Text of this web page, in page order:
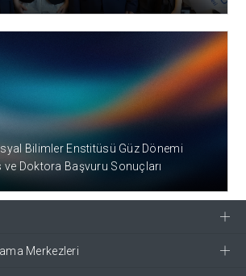
Bilimler Enstitüsü Güz Dönemi
Doktora Başvuru Sonuçları
Merkezleri